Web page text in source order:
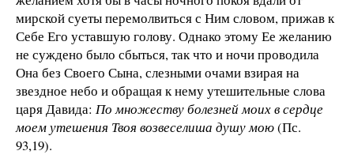
мирской суеты перемолвиться с Ним словом, прижав к
Себе Его уставшую голову. Однако этому Ее желанию
не суждено было сбыться, так что и ночи проводила
Она без Своего Сына, слезными очами взирая на
звездное небо и обращая к нему утешительные слова
царя Давида: По множеству болезней моих в сердце
моем утешения Твоя возвеселиша душу мою(Пс.
93,19).